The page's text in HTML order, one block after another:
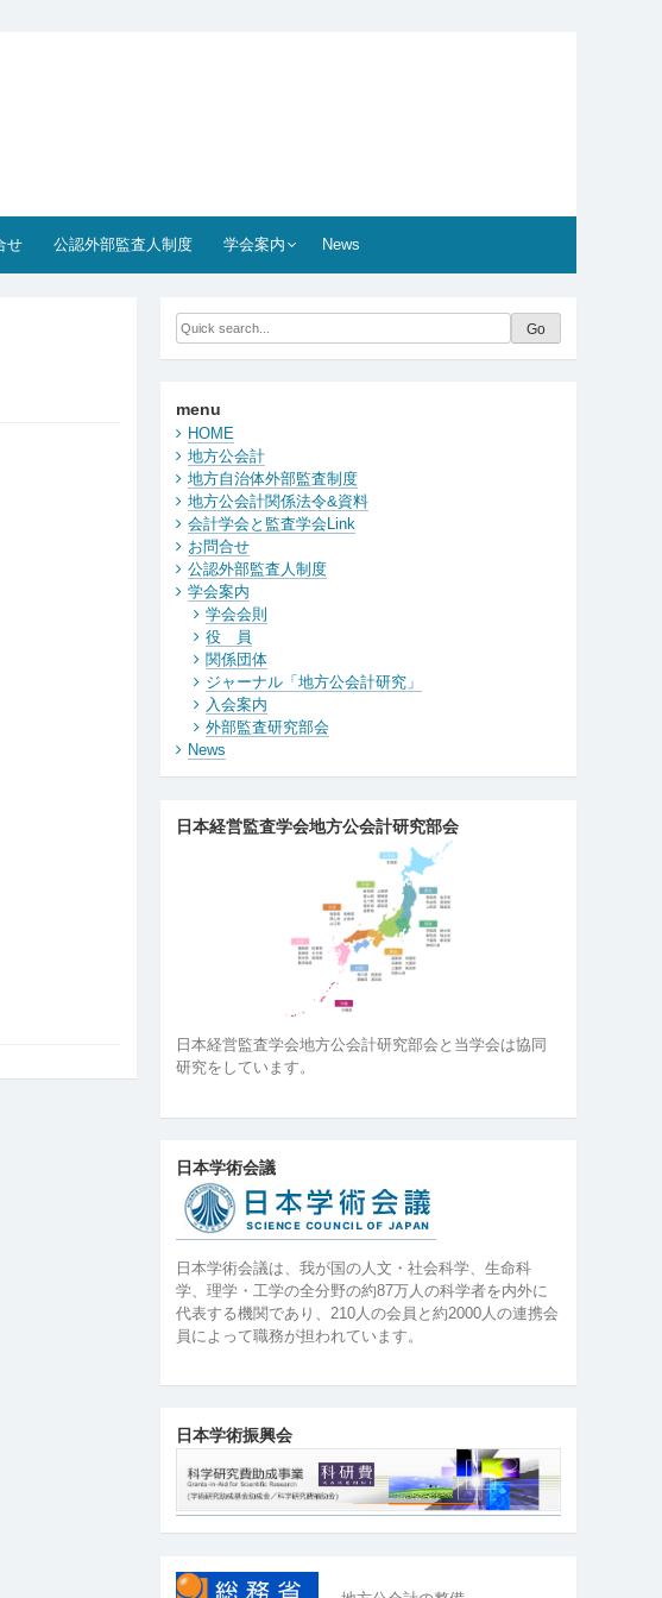
せ 公認外部監査人制度 学会案内 News
menu
HOME
地方公会計
地方自治体外部監査制度
地方公会計関係法令&資料
会計学会と監査学会Link
お問合せ
公認外部監査人制度
学会案内
学会会則
役 員
関係団体
ジャーナル「地方公会計研究」
入会案内
外部監査研究部会
News
日本経営監査学会地方公会計研究部会
日本経営監査学会地方公会計研究部会と当学会は協同
研究をしています。
日本学術会議
日本学術会議は、我が国の人文・社会科学、生命科
学、理学・工学の全分野の約87万人の科学者を内外に
代表する機関であり、210人の会員と約2000人の連携会
員によって職務が担われています。
日本学術振興会